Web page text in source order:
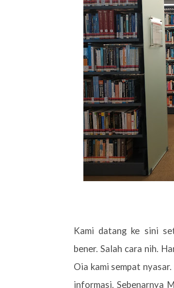
Kami datang ke sini
bener. Salah cara nih.
Oia kami sempat
informasi. Sebenarnya